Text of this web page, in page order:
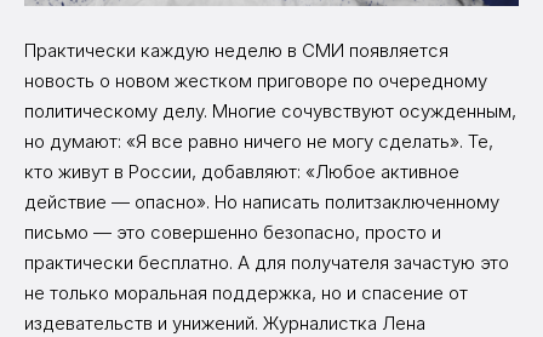
Практически каждую неделю в СМИ появляется
новость о новом жестком приговоре по очередному
политическому делу. Многие сочувствуют осужденным,
но думают: «Я все равно ничего не могу сделать». Те,
кто живут в России, добавляют: «Любое активное
действие — опасно». Но написать политзаключенному
письмо — это совершенно безопасно, просто и
практически бесплатно. А для получателя зачастую это
не только моральная поддержка, но и спасение от
издевательств и унижений. Журналистка Лена